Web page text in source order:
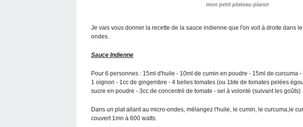
mon petit plateau-plaisir
Je vais vous donner la recette de la sauce indienne que l'on voit à droite dans
ondes.
Sauce Indienne
Pour 6 personnes : 15ml d'huile - 10ml de cumin en poudre - 15ml de curcuma
1 oignon - 1cc de gingembre - 4 belles tomates (ou 1bte de tomates pelées
sucre en poudre - 3cc de concentré de tomate - sel à volonté (suivant les goûts)
Dans un plat allant au micro-ondes, mélangez l'huile, le cumin, le curcuma,le
couvert 1mn à 600 watts.